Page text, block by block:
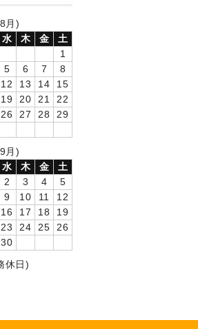
月)
水 木 金
土
1
5 6 7
8
12 13 14
15
19 20 21
22
26 27 28
29
月)
水 木 金
土
2 3 4
5
9 10 11
12
16 17 18
19
23 24 25
26
30
休日)